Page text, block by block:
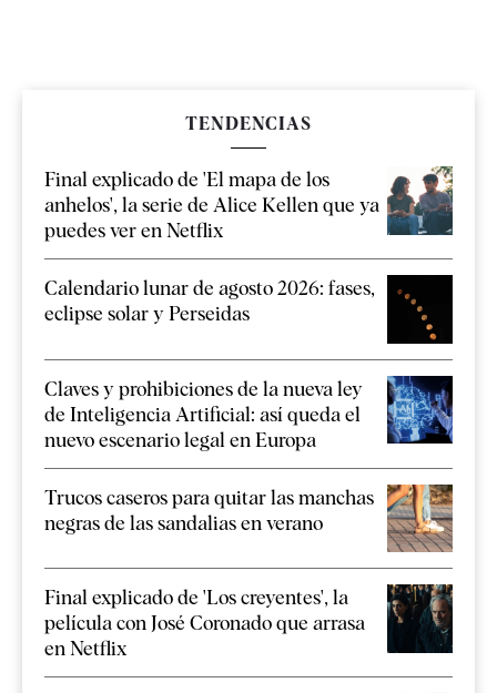
TENDENCIAS
Final explicado de 'El mapa de los
anhelos', la serie de Alice Kellen que ya
puedes ver en Netflix
Calendario lunar de agosto 2026: fases,
eclipse solar y Perseidas
Claves y prohibiciones de la nueva ley
de Inteligencia Artificial: así queda el
nuevo escenario legal en Europa
Trucos caseros para quitar las manchas
negras de las sandalias en verano
Final explicado de 'Los creyentes', la
película con José Coronado que arrasa
en Netflix